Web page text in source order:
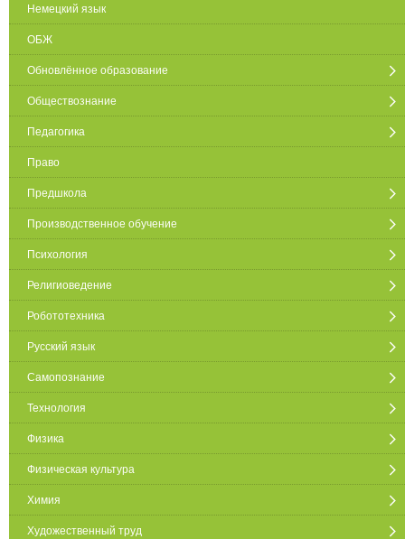
Немецкий язык
ОБЖ
Обновлённое образование
Обществознание
Педагогика
Право
Предшкола
Производственное обучение
Психология
Религиоведение
Робототехника
Русский язык
Самопознание
Технология
Физика
Физическая культура
Химия
Художественный труд